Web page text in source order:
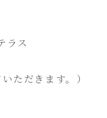
ラス
ただきます。）